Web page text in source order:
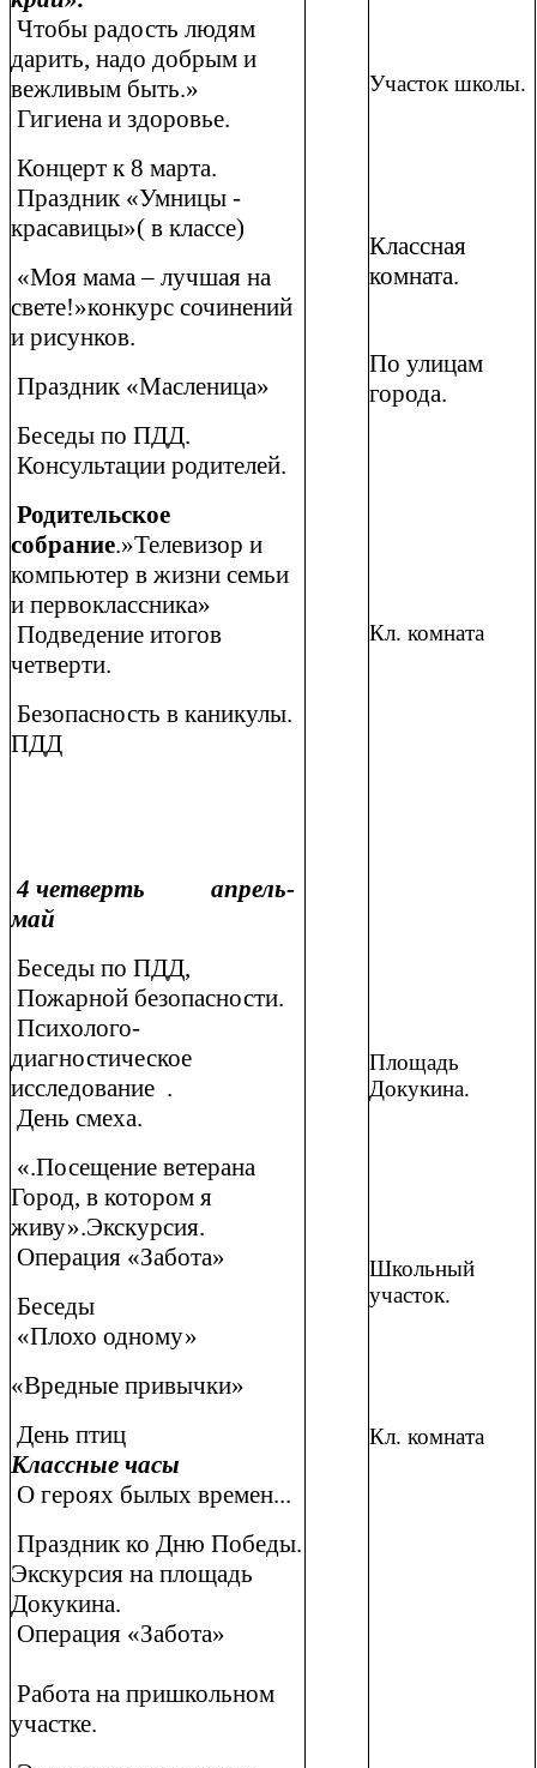
Чтобы радость людям
дарить, надо добрым и
вежливым быть.»
Гигиена и здоровье.
Концерт к 8 марта.
Праздник «Умницы -
красавицы»( в классе)
«Моя мама – лучшая на
свете!»конкурс сочинений
и рисунков.
Праздник «Масленица»
Беседы по ПДД.
Консультации родителей.
Родительское
собрание.»Телевизор и
компьютер в жизни семьи
и первоклассника»
Подведение итогов
четверти.
Безопасность в каникулы.
ПДД
4 четверть апрель-
май
Беседы по ПДД,
Пожарной безопасности.
Психолого-
диагностическое
исследование .
День смеха.
«.Посещение ветерана
Город, в котором я
живу».Экскурсия.
Операция «Забота»
Беседы
«Плохо одному»
«Вредные привычки»
День птиц
Классные часы
О героях былых времен...
Праздник ко Дню Победы.
Экскурсия на площадь
Докукина.
Операция «Забота»
Работа на пришкольном
участке.
Участок школы.
Классная
комната.
По улицам
города.
Кл. комната
Площадь
Докукина.
Школьный
участок.
Кл. комната